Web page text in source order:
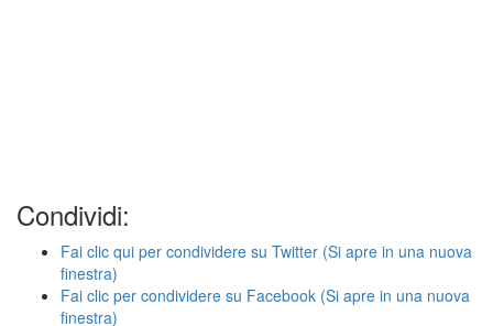
Condividi:
Fai clic qui per condividere su Twitter (Si apre in una nuova
finestra)
Fai clic per condividere su Facebook (Si apre in una nuova
finestra)